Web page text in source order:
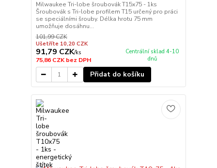
Milwaukee Tri-lobe šroubovák T15x75 - 1ks
Šroubovák s Tri-lobe profilem T15 určený pro práci
se speciálními šrouby. Délka hrotu 75 mm
umožňuje dosáhnu...
101,99 CZK
Ušetříte 10,20 CZK
91,79 CZK/ks
75,86 CZKbez DPH
Centrální sklad 4-10
dnů
Přidat do košíku